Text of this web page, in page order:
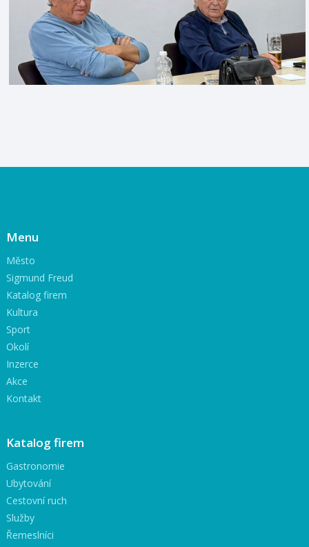
Menu
Město
Sigmund Freud
Katalog firem
Kultura
Sport
Okolí
Inzerce
Akce
Kontakt
Katalog firem
Gastronomie
Ubytování
Cestovní ruch
Služby
Řemeslníci